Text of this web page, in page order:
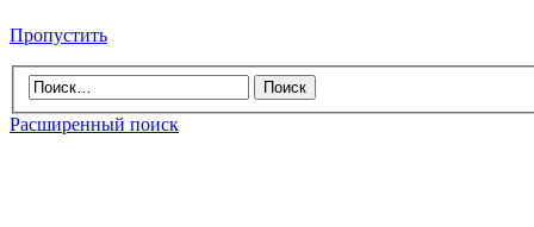
Пропустить
Расширенный поиск